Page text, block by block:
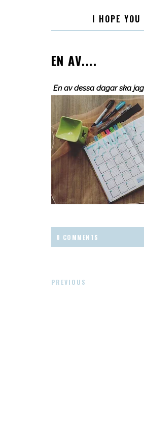
I HOPE
EN AV....
En av dessa dagar ska
0 COMMENTS
PREVIOUS